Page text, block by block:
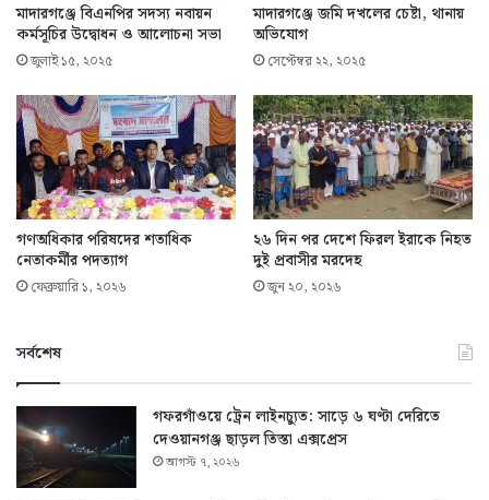
মাদারগঞ্জে বিএনপির সদস্য নবায়ন
কর্মসূচির উদ্বোধন ও আলোচনা সভা
জুলাই ১৫, ২০২৫
মাদারগঞ্জে জমি দখলের চেষ্টা, থানায়
অভিযোগ
সেপ্টেম্বর ২২, ২০২৫
গণঅধিকার পরিষদের শতাধিক
নেতাকর্মীর পদত্যাগ
ফেব্রুয়ারি ১, ২০২৬
২৬ দিন পর দেশে ফিরল ইরাকে নিহত
দুই প্রবাসীর মরদেহ
জুন ২০, ২০২৬
সর্বশেষ
গফরগাঁওয়ে ট্রেন লাইনচ্যুত: সাড়ে ৬ ঘণ্টা দেরিতে
দেওয়ানগঞ্জ ছাড়ল তিস্তা এক্সপ্রেস
আগস্ট ৭, ২০২৬